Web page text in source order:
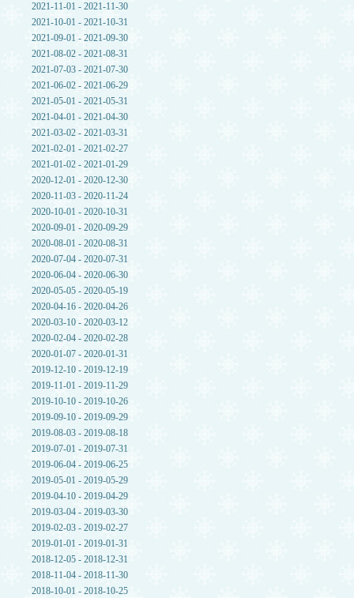
2021-11-01 - 2021-11-30
2021-10-01 - 2021-10-31
2021-09-01 - 2021-09-30
2021-08-02 - 2021-08-31
2021-07-03 - 2021-07-30
2021-06-02 - 2021-06-29
2021-05-01 - 2021-05-31
2021-04-01 - 2021-04-30
2021-03-02 - 2021-03-31
2021-02-01 - 2021-02-27
2021-01-02 - 2021-01-29
2020-12-01 - 2020-12-30
2020-11-03 - 2020-11-24
2020-10-01 - 2020-10-31
2020-09-01 - 2020-09-29
2020-08-01 - 2020-08-31
2020-07-04 - 2020-07-31
2020-06-04 - 2020-06-30
2020-05-05 - 2020-05-19
2020-04-16 - 2020-04-26
2020-03-10 - 2020-03-12
2020-02-04 - 2020-02-28
2020-01-07 - 2020-01-31
2019-12-10 - 2019-12-19
2019-11-01 - 2019-11-29
2019-10-10 - 2019-10-26
2019-09-10 - 2019-09-29
2019-08-03 - 2019-08-18
2019-07-01 - 2019-07-31
2019-06-04 - 2019-06-25
2019-05-01 - 2019-05-29
2019-04-10 - 2019-04-29
2019-03-04 - 2019-03-30
2019-02-03 - 2019-02-27
2019-01-01 - 2019-01-31
2018-12-05 - 2018-12-31
2018-11-04 - 2018-11-30
2018-10-01 - 2018-10-25